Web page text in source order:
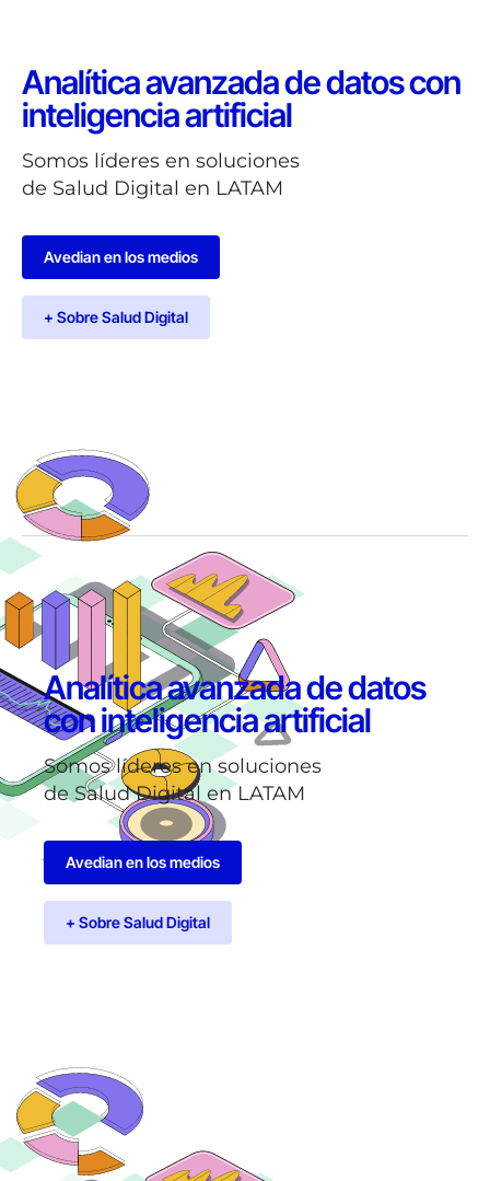
Analítica avanzada de datos con
inteligencia artificial
Somos líderes en soluciones
de Salud Digital en LATAM
Avedian en los medios
+ Sobre Salud Digital
Analítica avanzada de datos
con inteligencia artificial
Somos líderes en soluciones
de Salud Digital en LATAM
Avedian en los medios
+ Sobre Salud Digital